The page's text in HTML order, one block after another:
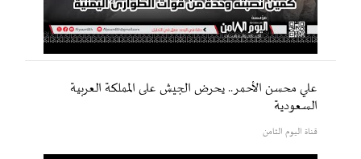
علي محسن الأحمر.. يحرض الجيش على المملكة العربية
السعودية
قناة اليوم الثامن